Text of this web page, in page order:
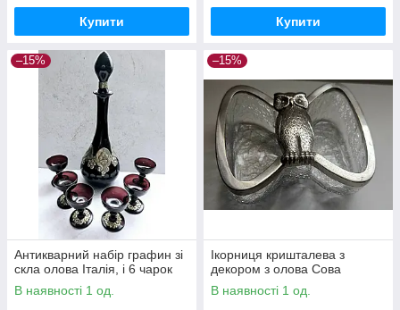
Купити Купити
–15%
Антикварний набір графин зі
скла олова Італія, і 6 чарок
В наявності 1 од.
–15%
Ікорниця кришталева з
декором з олова Сова
В наявності 1 од.